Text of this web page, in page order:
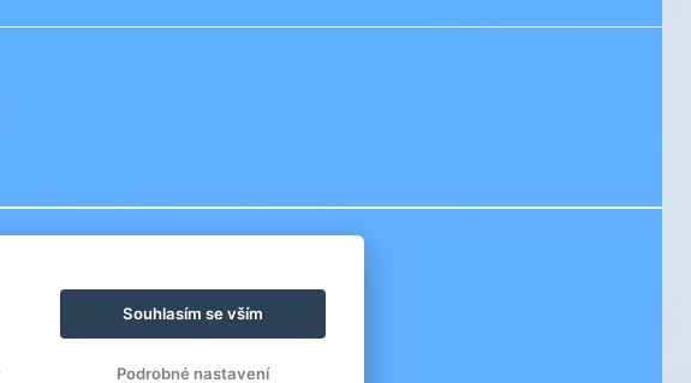
Souhlasím se vším
Podrobné nastavení